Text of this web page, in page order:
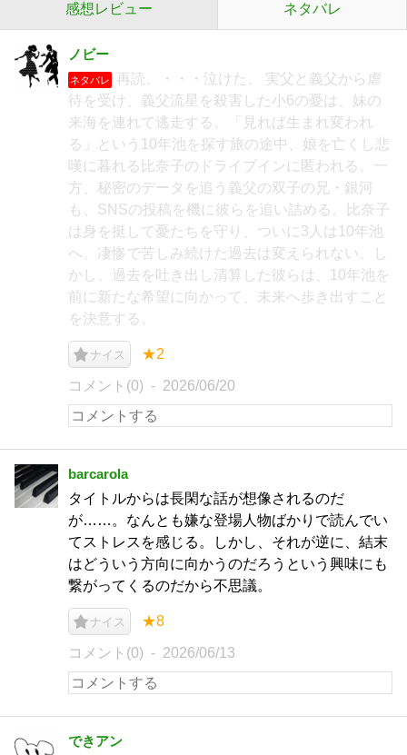
感想レビュー ネタバレ
ノビー
ネタバレ
再読。・・・泣けた。 実父と義父から虐
待を受け、義父流星を殺害した小6の憂は、妹の
来海を連れて逃走する。「見れば生まれ変われ
る」という10年池を探す旅の途中、娘を亡くし悲
嘆に暮れる比奈子のドライブインに匿われる。一
方、秘密のデータを追う義父の双子の兄・銀河
も、SNSの投稿を機に彼らを追い詰める。比奈子
は身を挺して憂たちを守り、ついに3人は10年池
へ。凄惨で苦しみ続けた過去は変えられない。し
かし、過去を吐き出し清算した彼らは、10年池を
前に新たな希望に向かって、未来へ歩き出すこと
を決意する。
ナイス ★2
コメント(0) 2026/06/20
barcarola
タイトルからは長閑な話が想像されるのだ
が……。なんとも嫌な登場人物ばかりで読んでい
てストレスを感じる。しかし、それが逆に、結末
はどういう方向に向かうのだろうという興味にも
繋がってくるのだから不思議。
ナイス ★8
コメント(0) 2026/06/13
できアン